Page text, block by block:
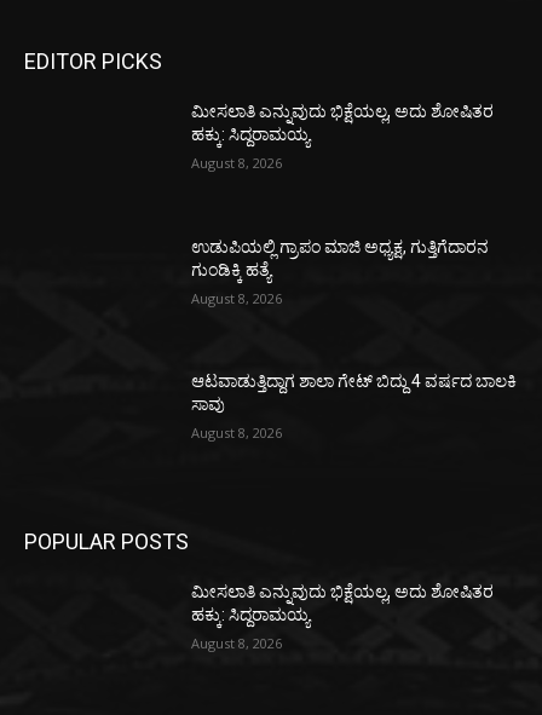
EDITOR PICKS
ಮೀಸಲಾತಿ ಎನ್ನುವುದು ಭಿಕ್ಷೆಯಲ್ಲ, ಅದು ಶೋಷಿತರ
ಹಕ್ಕು: ಸಿದ್ದರಾಮಯ್ಯ
August 8, 2026
ಉಡುಪಿಯಲ್ಲಿ ಗ್ರಾಪಂ ಮಾಜಿ ಅಧ್ಯಕ್ಷ, ಗುತ್ತಿಗೆದಾರನ
ಗುಂಡಿಕ್ಕಿ ಹತ್ಯೆ
August 8, 2026
ಆಟವಾಡುತ್ತಿದ್ದಾಗ ಶಾಲಾ ಗೇಟ್‌ ಬಿದ್ದು 4 ವರ್ಷದ ಬಾಲಕಿ
ಸಾವು
August 8, 2026
POPULAR POSTS
ಮೀಸಲಾತಿ ಎನ್ನುವುದು ಭಿಕ್ಷೆಯಲ್ಲ, ಅದು ಶೋಷಿತರ
ಹಕ್ಕು: ಸಿದ್ದರಾಮಯ್ಯ
August 8, 2026